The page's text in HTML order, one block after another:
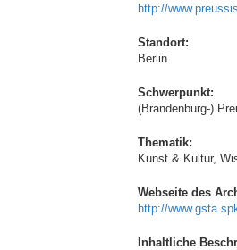
http://
Standort:
Berlin
Schwerpunkt:
(Brandenburg-)
Thematik:
Kunst & Kultur,
Webseite des
http://
Inhaltliche